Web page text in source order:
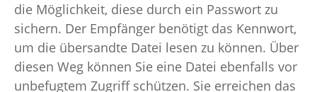
die Möglichkeit, diese durch ein Passwort zu
sichern. Der Empfänger benötigt das Kennwort,
um die übersandte Datei lesen zu können. Über
diesen Weg können Sie eine Datei ebenfalls vor
unbefugtem Zugriff schützen. Sie erreichen das